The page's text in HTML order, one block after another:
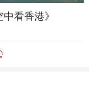
中看香港》